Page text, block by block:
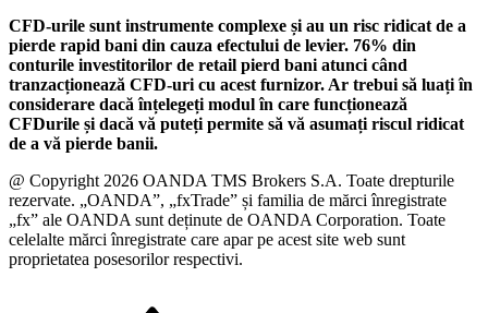
CFD-urile sunt instrumente complexe și au un risc ridicat de a
pierde rapid bani din cauza efectului de levier. 76% din
conturile investitorilor de retail pierd bani atunci când
tranzacționează CFD-uri cu acest furnizor. Ar trebui să luați în
considerare dacă înțelegeți modul în care funcționează
CFDurile și dacă vă puteți permite să vă asumați riscul ridicat
de a vă pierde banii.
@ Copyright 2026 OANDA TMS Brokers S.A. Toate drepturile
rezervate. „OANDA”, „fxTrade” și familia de mărci înregistrate
„fx” ale OANDA sunt deținute de OANDA Corporation. Toate
celelalte mărci înregistrate care apar pe acest site web sunt
proprietatea posesorilor respectivi.